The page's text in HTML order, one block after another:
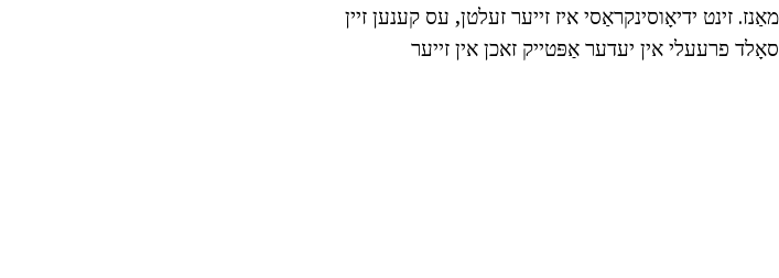
זינט ידיאָוסינקראַסי איז זייער זעלטן, עס קענען זיין
פרעעלי אין יעדער אַפּטייק זאכן אין זייער